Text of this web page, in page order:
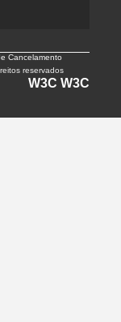
Cancelamento
reservados
W3C W3C